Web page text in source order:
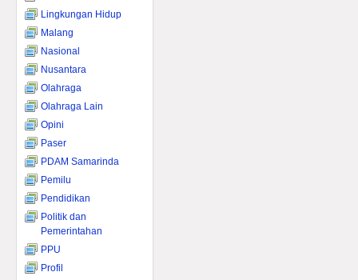
Lingkungan Hidup
Malang
Nasional
Nusantara
Olahraga
Olahraga Lain
Opini
Paser
PDAM Samarinda
Pemilu
Pendidikan
Politik dan
Pemerintahan
PPU
Profil